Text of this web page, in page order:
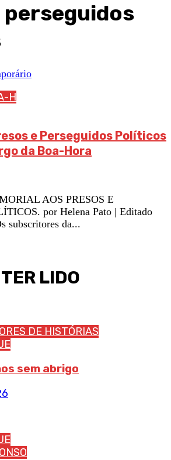
perseguidos
H
e Perseguidos Políticos
da Boa-Hora
AOS PRESOS E
por Helena Pato | Editado
subscritores da...
LIDO
DE HISTÓRIAS
sem abrigo